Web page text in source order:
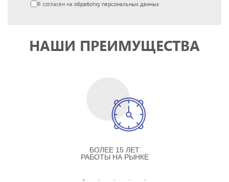
Я согласен на обработку персональных данных
НАШИ ПРЕИМУЩЕСТВА
БОЛЕЕ 15 ЛЕТ
РАБОТЫ НА РЫНКЕ